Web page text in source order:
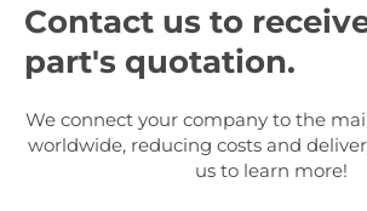
Contact us to
part's quotation.
We connect your company to the
worldwide, reducing costs and
us to learn more!